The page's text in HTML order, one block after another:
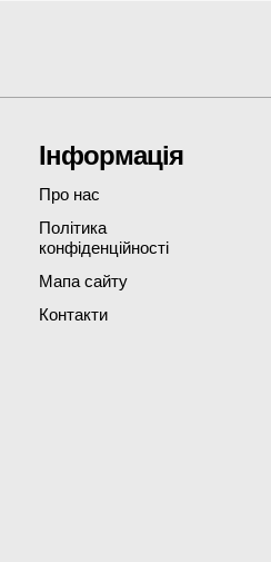
Інформація
Про нас
Політика
конфіденційності
Мапа сайту
Контакти